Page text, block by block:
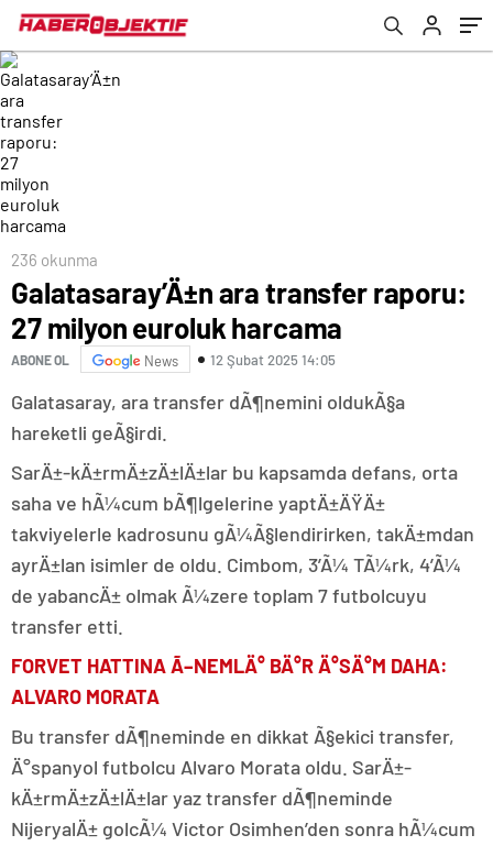
236 okunma
Galatasaray’Ä±n ara transfer raporu:
27 milyon euroluk harcama
ABONE OL News 12 Şubat 2025 14:05
Galatasaray, ara transfer dÃ¶nemini oldukÃ§a
hareketli geÃ§irdi.
SarÄ±-kÄ±rmÄ±zÄ±lÄ±lar bu kapsamda defans, orta
saha ve hÃ¼cum bÃ¶lgelerine yaptÄ±ÄŸÄ±
takviyelerle kadrosunu gÃ¼Ã§lendirirken, takÄ±mdan
ayrÄ±lan isimler de oldu. Cimbom, 3’Ã¼ TÃ¼rk, 4’Ã¼
de yabancÄ± olmak Ã¼zere toplam 7 futbolcuyu
transfer etti.
FORVET HATTINA Ã–NEMLÄ° BÄ°R Ä°SÄ°M DAHA:
ALVARO MORATA
Bu transfer dÃ¶neminde en dikkat Ã§ekici transfer,
Ä°spanyol futbolcu Alvaro Morata oldu. SarÄ±-
kÄ±rmÄ±zÄ±lÄ±lar yaz transfer dÃ¶neminde
NijeryalÄ± golcÃ¼ Victor Osimhen’den sonra hÃ¼cum